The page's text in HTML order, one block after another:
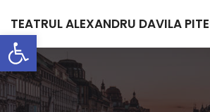
Deschide bara de
TEATRUL ALEXANDRU DAVILA